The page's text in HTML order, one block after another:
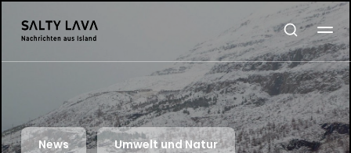
News Umwelt und Natur